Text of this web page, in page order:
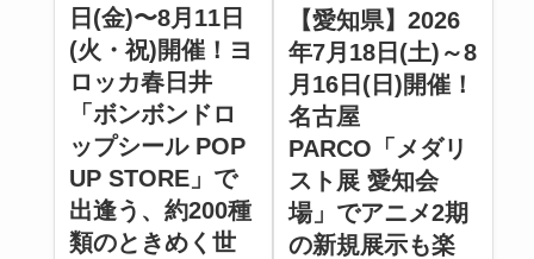
日(金)〜8月11日
(火・祝)開催！ヨ
ロッカ春日井
「ボンボンドロ
ップシール POP
UP STORE」で
出逢う、約200種
類のときめく世
【愛知県】2026
年7月18日(土)～8
月16日(日)開催！
名古屋
PARCO「メダリ
スト展 愛知会
場」でアニメ2期
の新規展示も楽